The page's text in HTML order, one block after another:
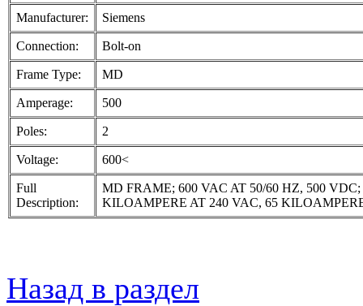
Manufacturer: Siemens
Connection: Bolt-on
Frame Type: MD
Amperage: 500
Poles: 2
Voltage: 600<
Full
Description:
MD FRAME; 600 VAC AT 50/60 HZ, 500
KILOAMPERE AT 240 VAC, 65
Назад в раздел